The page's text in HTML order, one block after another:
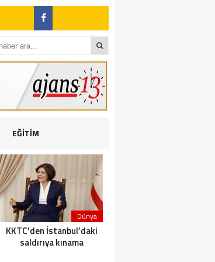
EĞİTİM
Dünya
KKTC’den İstanbul’daki
saldırıya kınama